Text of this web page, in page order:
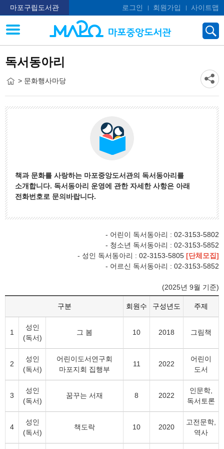
마포구립도서관 로그인 회원가입 사이트맵
독서동아리
> 문화행사마당
책과 문화를 사랑하는 마포중앙도서관의 독서동아리를
소개합니다. 독서동아리 운영에 관한 자세한 사항은 아래
전화번호로 문의바랍니다.
- 어린이 독서동아리 : 02-3153-5802
- 청소년 독서동아리 : 02-3153-5852
- 성인 독서동아리 : 02-3153-5805 [단체모집]
- 어르신 독서동아리 : 02-3153-5852
(2025년 9월 기준)
구분 회원수 구성년도 주제
1
성인
(독서)
그 봄 10 2018 그림책
2
성인
(독서)
어린이도서연구회
마포지회 집행부
11 2022
어린이
도서
3
성인
(독서)
꿈꾸는 서재 8 2022
인문학,
독서토론
4
성인
(독서)
책도락 10 2020
고전문학,
역사